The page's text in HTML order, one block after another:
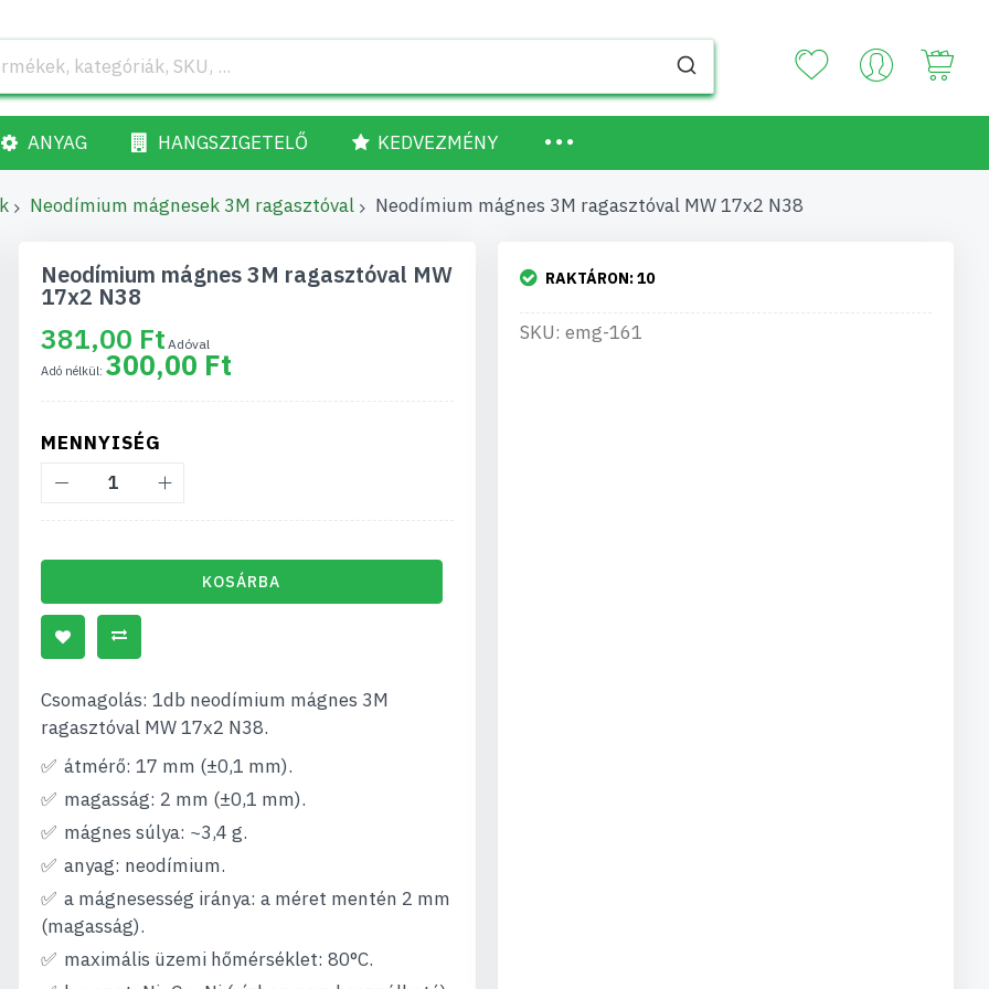
ANYAG HANGSZIGETELŐ KEDVEZMÉNY
Neodímium mágnesek 3M ragasztóval Neodímium mágnes 3M ragasztóval MW 17x2 N38
Neodímium mágnes 3M ragasztóval MW
17x2 N38
381,00 Ft
300,00 Ft
MENNYISÉG
KOSÁRBA
Csomagolás: 1db neodímium mágnes 3M
ragasztóval MW 17x2 N38.
átmérő: 17 mm (±0,1 mm).
magasság: 2 mm (±0,1 mm).
mágnes súlya: ~3,4 g.
anyag: neodímium.
a mágnesesség iránya: a méret mentén 2 mm
(magasság).
maximális üzemi hőmérséklet: 80°C.
RAKTÁRON:10
SKU: emg-161